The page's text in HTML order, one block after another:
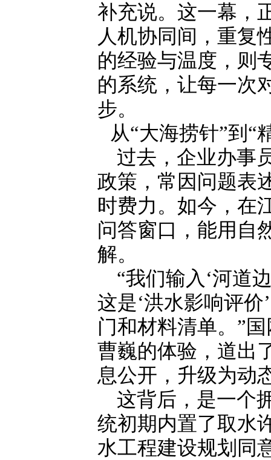
补充说。这一幕，
人机协同间，重复
的经验与温度，则
的系统，让每一次
步。
从“大海捞针”到“
过去，企业办事
政策，常因问题表
时费力。如今，在
问答窗口，能用自
解。
“我们输入‘河道
这是‘洪水影响评
门和材料清单。”
曹巍的体验，道出
息公开，升级为动
这背后，是一个
统初期内置了取水
水工程建设规划同